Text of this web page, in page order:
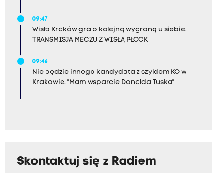
09:47
Wisła Kraków gra o kolejną wygraną u siebie.
TRANSMISJA MECZU Z WISŁĄ PŁOCK
09:46
Nie będzie innego kandydata z szyldem KO w
Krakowie. "Mam wsparcie Donalda Tuska"
Skontaktuj się z Radiem